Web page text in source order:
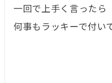
一回で上手く言ったら
何事もラッキーで付い